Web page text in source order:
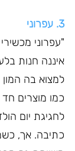
3. עפרוני
"עפרוני
איננה חנות
למצוא בה
כמו מוצרים חד
לחגיגת יום
כתיבה. אך,